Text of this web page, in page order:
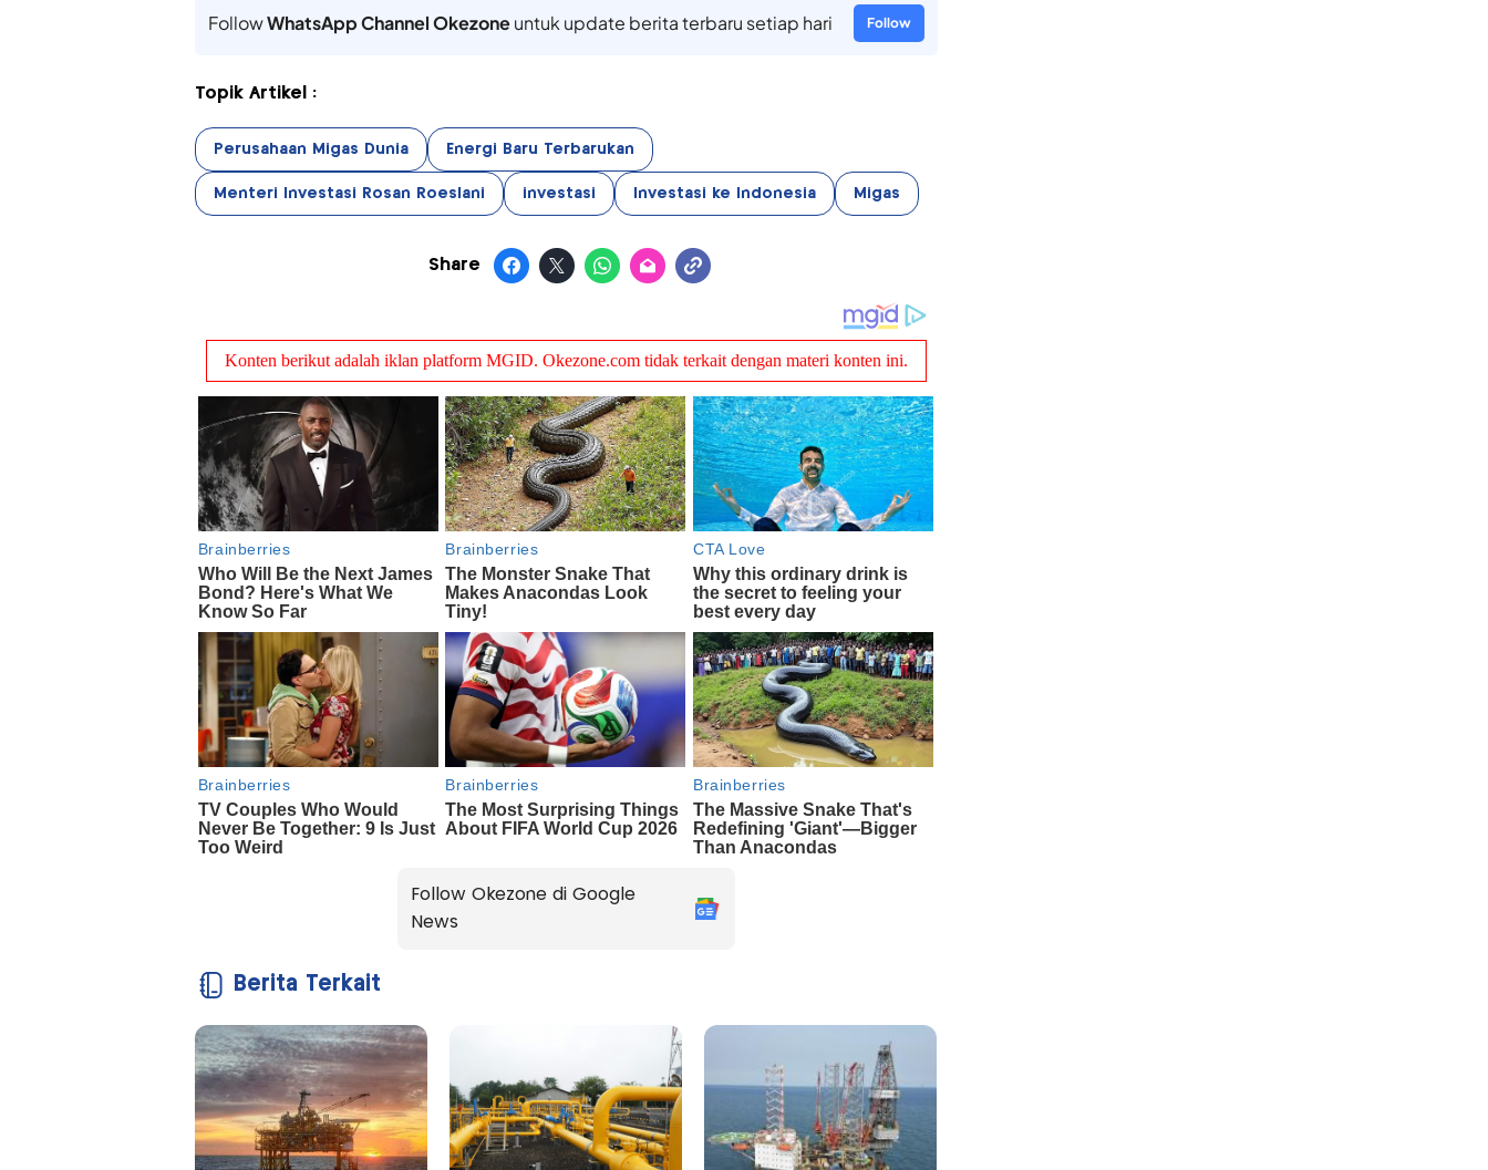
FollowWhatsApp Channel Okezoneuntuk update berita terbaru setiap hari Follow
Topik Artikel :
Perusahaan Migas Dunia Energi Baru Terbarukan
Menteri Investasi Rosan Roeslani investasi Investasi ke Indonesia Migas
Share
Follow Okezone di Google
News
Berita Terkait